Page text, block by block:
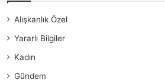
Alışkanlık Özel
Yararlı Bilgiler
Kadın
Gündem